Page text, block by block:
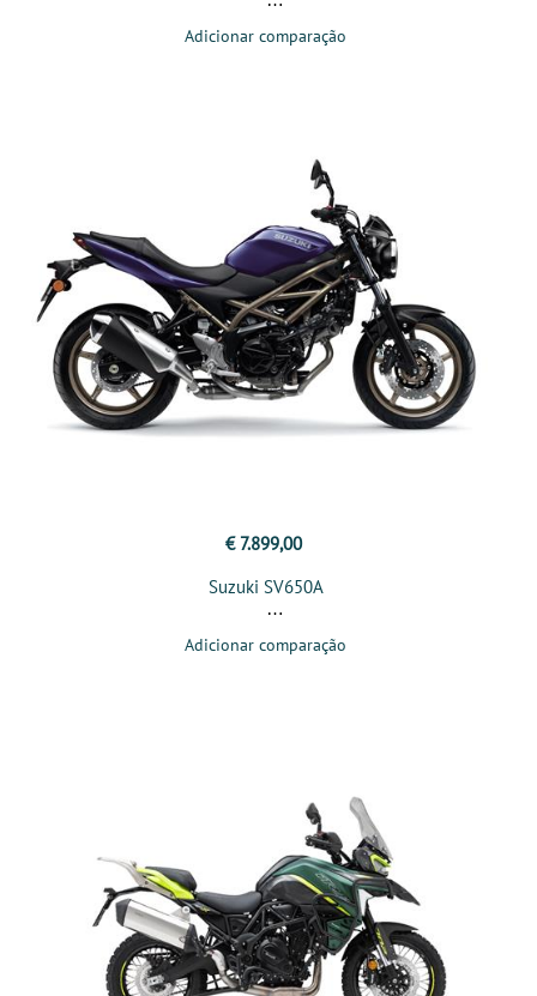
Adicionar comparação
€ 7.899,00
Suzuki SV650A
Adicionar comparação